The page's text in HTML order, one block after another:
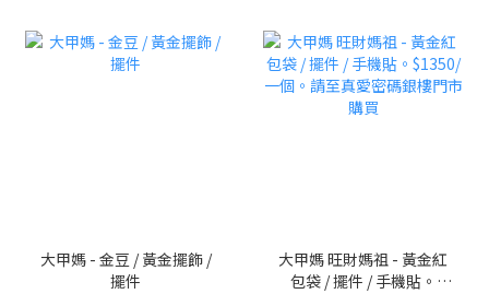
大甲媽 - 金豆 / 黃金擺飾 /
擺件
大甲媽 旺財媽祖 - 黃金紅
包袋 / 擺件 / 手機貼。